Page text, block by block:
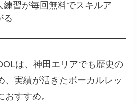
練習が毎回無料でスキルア
る
は、神田エリアでも歴史の
、実績が活きたボーカルレッ
おすすめ。